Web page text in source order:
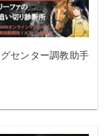
センター調教助手